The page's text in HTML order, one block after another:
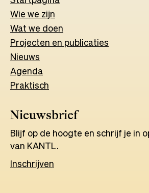
Wie we zijn
Wat we doen
Projecten en publicaties
Nieuws
Agenda
Praktisch
Nieuwsbrief
Blijf op de hoogte en schrijf je in
van KANTL.
Inschrijven